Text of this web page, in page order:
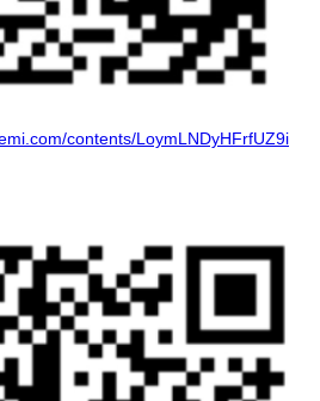
contents/LoymLNDyHFrfUZ9i